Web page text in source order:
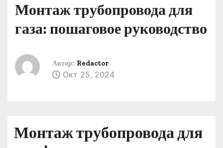
Монтаж трубопровода для
газа: пошаговое руководство
Автор: Redactor
Окт 25, 2024
Монтаж трубопровода для